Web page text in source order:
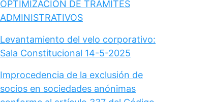
OPTIMIZACIÓN DE TRÁMITES
ADMINISTRATIVOS
Levantamiento del velo corporativo:
Sala Constitucional 14-5-2025
Improcedencia de la exclusión de
socios en sociedades anónimas